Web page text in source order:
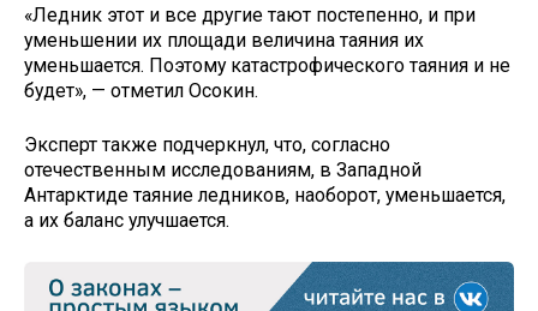
«Ледник этот и все другие тают постепенно, и при
уменьшении их площади величина таяния их
уменьшается. Поэтому катастрофического таяния и не
будет», — отметил Осокин.
Эксперт также подчеркнул, что, согласно
отечественным исследованиям, в Западной
Антарктиде таяние ледников, наоборот, уменьшается,
а их баланс улучшается.